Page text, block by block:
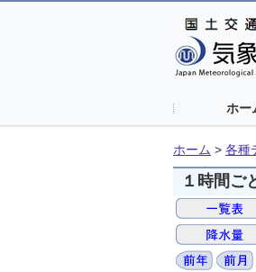
ホー
ホーム > 各種
１時間ご